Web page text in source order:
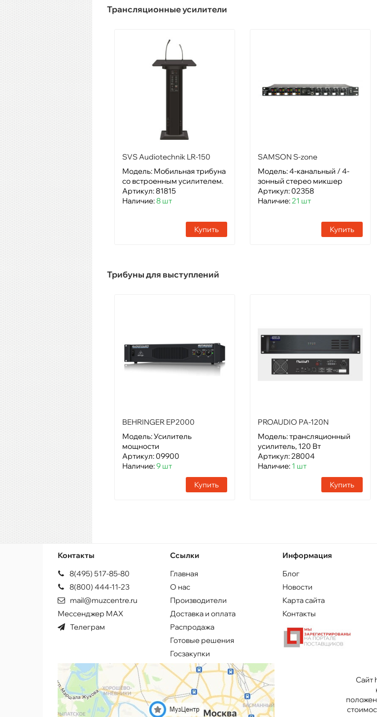
Трансляционные усилители
SVS Audiotechnik LR-150
Модель: Мобильная трибуна
со встроенным усилителем.
Артикул: 81815
Наличие:8 шт
Купить
SAMSON S-zone
Модель: 4-канальный / 4-
зонный стерео микшер
Артикул: 02358
Наличие:21 шт
Купить
Трибуны для выступлений
BEHRINGER EP2000
Модель: Усилитель
мощности
Артикул: 09900
Наличие:9 шт
Купить
PROAUDIO PA-120N
Модель: трансляционный
усилитель, 120 Вт
Артикул: 28004
Наличие: 1 шт
Купить
Контакты
8(495) 517-85-80
8(800) 444-11-23
mail@muzcentre.ru
Мессенджер MAX
Телеграм
Ссылки
Главная
О нас
Производители
Доставка и оплата
Распродажа
Готовые решения
Госзакупки
Информация
Блог
Новости
Карта сайта
Контакты
Сайт